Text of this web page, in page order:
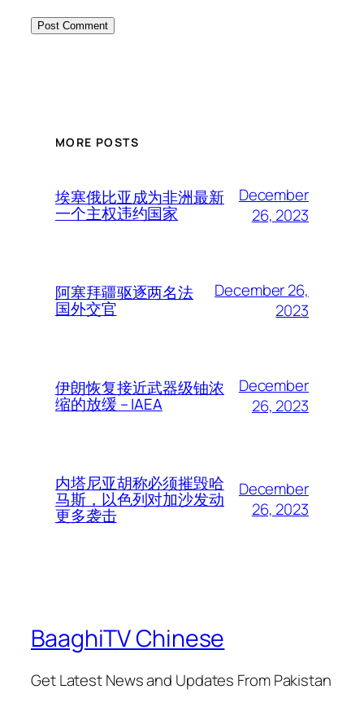
MORE POSTS
埃塞俄比亚成为非洲最新
一个主权违约国家
December
26, 2023
阿塞拜疆驱逐两名法
国外交官
December 26,
2023
伊朗恢复接近武器级铀浓
缩的放缓 – IAEA
December
26, 2023
内塔尼亚胡称必须摧毁哈
马斯，以色列对加沙发动
更多袭击
December
26, 2023
BaaghiTV Chinese
Get Latest News and Updates From Pakistan